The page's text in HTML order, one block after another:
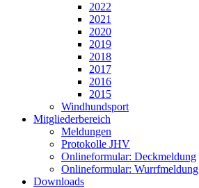
2022
2021
2020
2019
2018
2017
2016
2015
Windhundsport
Mitgliederbereich
Meldungen
Protokolle JHV
Onlineformular: Deckmeldung
Onlineformular: Wurrfmeldung
Downloads